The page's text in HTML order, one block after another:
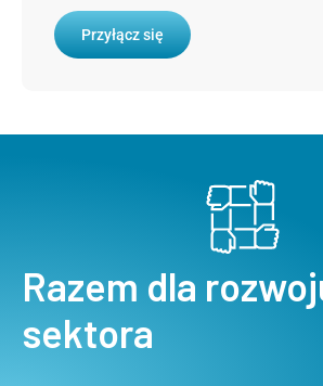
Przyłącz się
Razem dla
sektora